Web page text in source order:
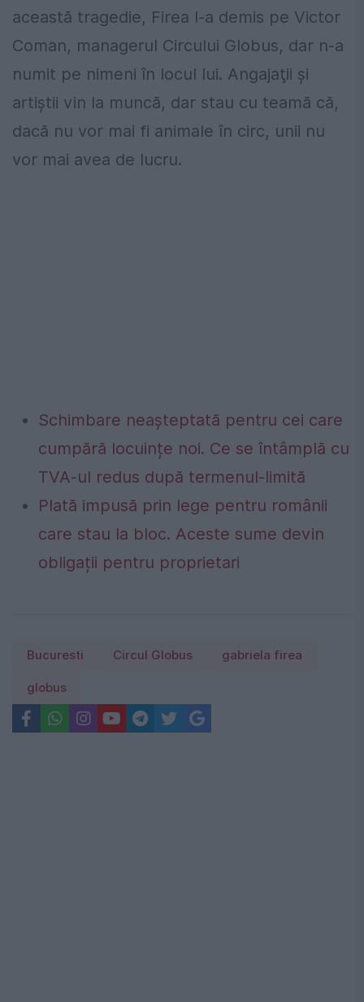
această tragedie, Firea l-a demis pe Victor
Coman, managerul Circului Globus, dar n-a
numit pe nimeni în locul lui. Angajaţii şi
artiştii vin la muncă, dar stau cu teamă că,
dacă nu vor mai fi animale în circ, unii nu
vor mai avea de lucru.
Schimbare neașteptată pentru cei care
cumpără locuințe noi. Ce se întâmplă cu
TVA-ul redus după termenul-limită
Plată impusă prin lege pentru românii
care stau la bloc. Aceste sume devin
obligații pentru proprietari
Bucuresti Circul Globus gabriela firea
globus